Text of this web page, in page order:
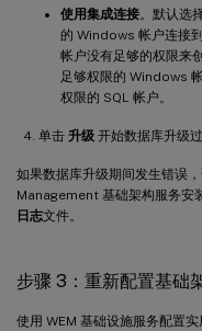
使用集成连接。默认选
的 Windows 帐户连接
帐户没有足够的权限来
足够权限的 Windows
权限的 SQL 帐户。
单击 升级 开始数据库升级
如果数据库升级期间发生错误
Management 基础架构服务安
日志文件。
步骤 3：重新配置基础
使用 WEM 基础设施服务配置